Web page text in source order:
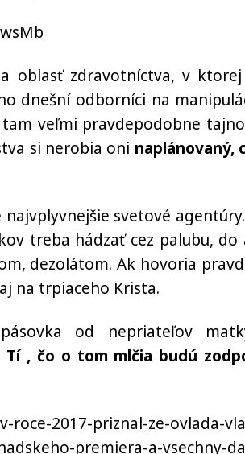
oblasť zdravotníctva, v
dnešní odborníci na
veľmi pravdepodobne
si nerobia oni naplánovaný,
svetové
treba hádzať cez palubu, do
dezolátom. Ak hovoria
na trpiaceho Krista.
od nepriateľov
Tí , čo o tom mlčia budú
roce-2017-priznal-ze-ovlada-
premiera-a-vsechny-